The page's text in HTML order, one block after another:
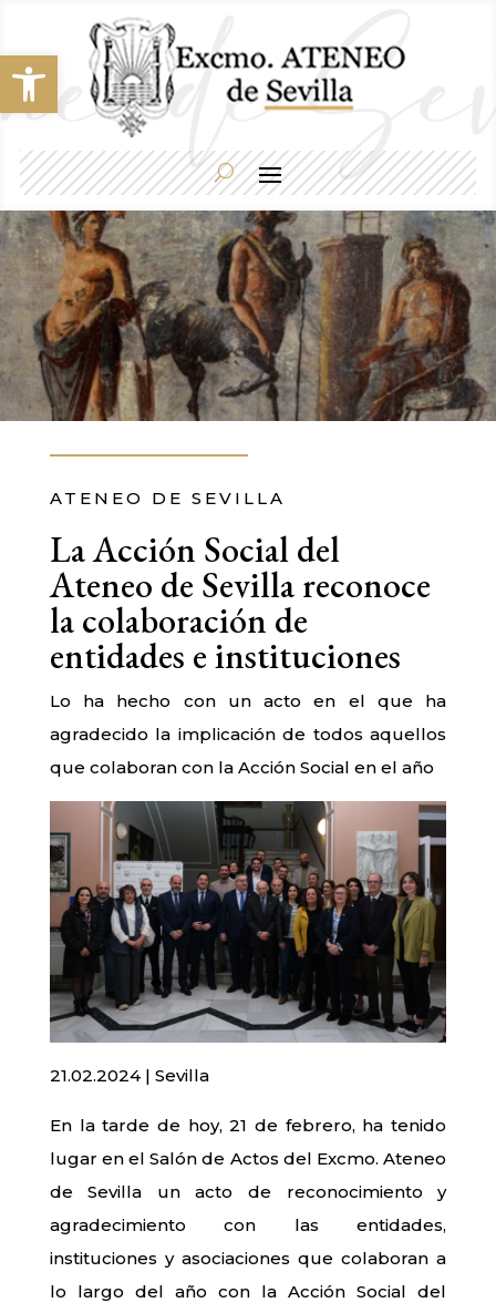
Abrir barra de herramientas
ATENEO DE SEVILLA
La Acción Social del
Ateneo de Sevilla reconoce
la colaboración de
entidades e instituciones
Lo ha hecho con un acto en el que ha
agradecido la implicación de todos aquellos
que colaboran con la Acción Social en el año
21.02.2024 | Sevilla
En la tarde de hoy, 21 de febrero, ha tenido
lugar en el Salón de Actos del Excmo. Ateneo
de Sevilla un acto de reconocimiento y
agradecimiento con las entidades,
instituciones y asociaciones que colaboran a
lo largo del año con la Acción Social del